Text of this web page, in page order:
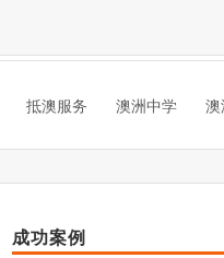
抵澳服务 澳洲中学
成功案例